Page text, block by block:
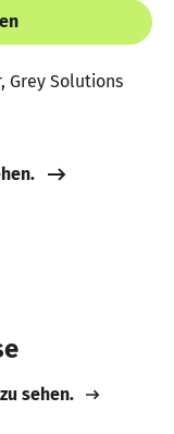
Grey Solutions
sehen.